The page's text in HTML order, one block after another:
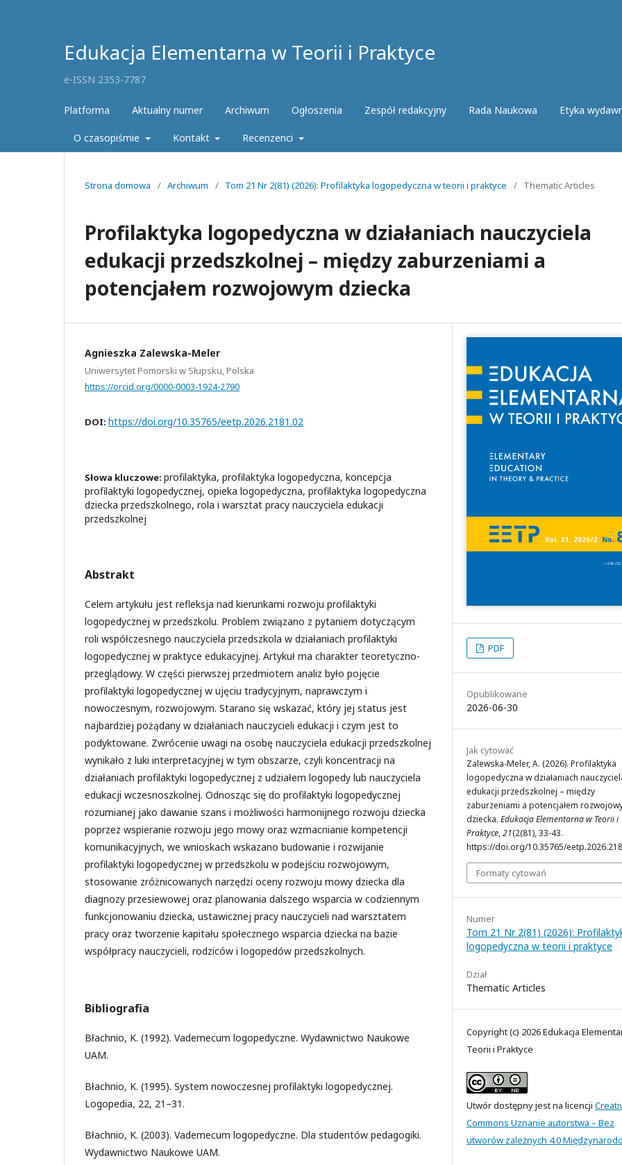
Edukacja Elementarna w Teorii i Praktyce
e-ISSN 2353-7787
Platforma Aktualny numer Archiwum Ogłoszenia Zespół redakcyjny Rada Naukowa Etyka
O czasopiśmie Kontakt Recenzenci
Strona domowa / Archiwum / Tom 21 Nr 2(81) (2026): Profilaktyka logopedyczna w teorii i praktyce / Thematic Articles
Profilaktyka logopedyczna w działaniach nauczyciela
edukacji przedszkolnej – między zaburzeniami a
potencjałem rozwojowym dziecka
Agnieszka Zalewska-Meler
Uniwersytet Pomorski w Słupsku, Polska
https://orcid.org/0000-0003-1924-2790
DOI: https://doi.org/10.35765/eetp.2026.2181.02
Słowa kluczowe: profilaktyka, profilaktyka logopedyczna, koncepcja
profilaktyki logopedycznej, opieka logopedyczna, profilaktyka logopedyczna
dziecka przedszkolnego, rola i warsztat pracy nauczyciela edukacji
przedszkolnej
Abstrakt
Celem artykułu jest refleksja nad kierunkami rozwoju profilaktyki
logopedycznej w przedszkolu. Problem związano z pytaniem dotyczącym
roli współczesnego nauczyciela przedszkola w działaniach profilaktyki
logopedycznej w praktyce edukacyjnej. Artykuł ma charakter teoretyczno-
przeglądowy. W części pierwszej przedmiotem analiz było pojęcie
profilaktyki logopedycznej w ujęciu tradycyjnym, naprawczym i
nowoczesnym, rozwojowym. Starano się wskazać, który jej status jest
najbardziej pożądany w działaniach nauczycieli edukacji i czym jest to
podyktowane. Zwrócenie uwagi na osobę nauczyciela edukacji przedszkolnej
wynikało z luki interpretacyjnej w tym obszarze, czyli koncentracji na
działaniach profilaktyki logopedycznej z udziałem logopedy lub nauczyciela
edukacji wczesnoszkolnej. Odnosząc się do profilaktyki logopedycznej
rozumianej jako dawanie szans i możliwości harmonijnego rozwoju dziecka
poprzez wspieranie rozwoju jego mowy oraz wzmacnianie kompetencji
komunikacyjnych, we wnioskach wskazano budowanie i rozwijanie
profilaktyki logopedycznej w przedszkolu w podejściu rozwojowym,
stosowanie zróżnicowanych narzędzi oceny rozwoju mowy dziecka dla
diagnozy przesiewowej oraz planowania dalszego wsparcia w codziennym
funkcjonowaniu dziecka, ustawicznej pracy nauczycieli nad warsztatem
pracy oraz tworzenie kapitału społecznego wsparcia dziecka na bazie
współpracy nauczycieli, rodziców i logopedów przedszkolnych.
Bibliografia
Błachnio, K. (1992). Vademecum logopedyczne. Wydawnictwo Naukowe
UAM.
Błachnio, K. (1995). System nowoczesnej profilaktyki logopedycznej.
Logopedia, 22, 21–31.
Błachnio, K. (2003). Vademecum logopedyczne. Dla studentów pedagogiki.
Wydawnictwo Naukowe UAM.
PDF
Opublikowane
2026-06-30
Jak cytować
Zalewska-Meler, A. (2026). Profilaktyka
logopedyczna w działaniach
edukacji przedszkolnej – między
zaburzeniami a potencjałem
dziecka. Edukacja Elementarna w Teorii i
Praktyce,21(2(81), 33-43.
https://doi.org/10.35765/
Formaty cytowań
Numer
Tom 21 Nr 2(81) (2026):
logopedyczna w teorii i praktyce
Dział
Thematic Articles
Copyright (c) 2026 Edukacja
Teorii i Praktyce
Utwór dostępny jest na licencji
Commons Uznanie autorstwa – Bez
utworów zależnych 4.0